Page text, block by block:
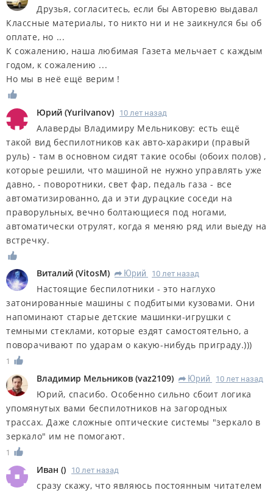
Друзья, согласитесь, если бы Авторевю выдавал
Классные материалы, то никто ни и не заикнулся бы об
оплате, но ...
К сожалению, наша любимая Газета мельчает с каждым
годом, к сожалению ...
Но мы в неё ещё верим !
Юрий (YuriIvanov) 10 лет назад
Алаверды Владимиру Мельникову: есть ещё
такой вид беспилотников как авто-харакири (правый
руль) - там в основном сидят такие особы (обоих полов) ,
которые решили, что машиной не нужно управлять уже
давно, - поворотники, свет фар, педаль газа - все
автоматизированно, да и эти дурацкие соседи на
праворульных, вечно болтающиеся под ногами,
автоматически отрулят, когда я меняю ряд или выеду на
встречку.
Виталий (VitosM) R Юрий 10 лет назад
Настоящие беспилотники - это наглухо
затонированные машины с подбитыми кузовами. Они
напоминают старые детские машинки-игрушки с
темными стеклами, которые ездят самостоятельно, а
поворачивают по ударам о какую-нибудь приграду.)))
1
Владимир Мельников (vaz2109) R Юрий 10 лет назад
Юрий, спасибо. Особенно сильно сбоит логика
упомянутых вами беспилотников на загородных
трассах. Даже сложные оптические системы "зеркало в
зеркало" им не помогают.
1
Иван () 10 лет назад
сразу скажу, что являюсь постоянным читателем